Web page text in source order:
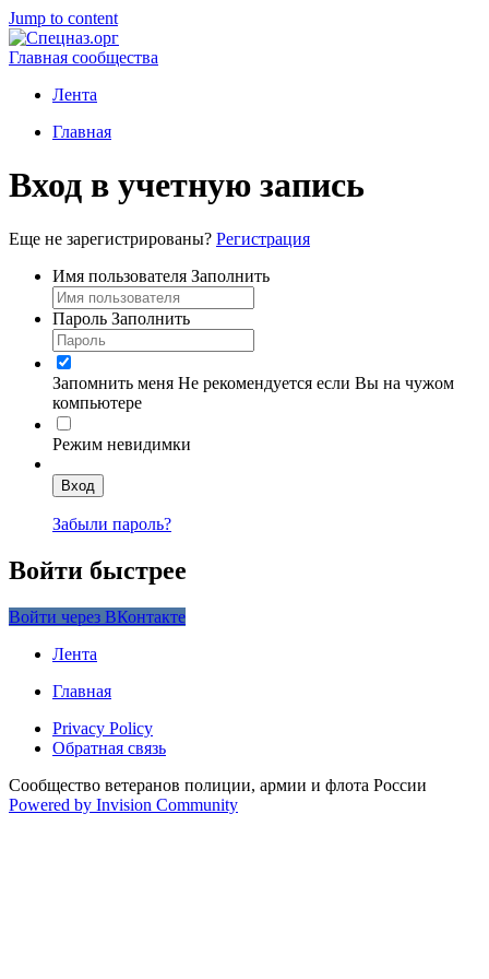
Jump to content
Главная сообщества
Лента
Главная
Вход в учетную запись
Еще не зарегистрированы? Регистрация
Имя пользователя Заполнить
Пароль Заполнить
Запомнить меня Не рекомендуется если Вы на чужом
компьютере
Режим невидимки
Вход
Забыли пароль?
Войти быстрее
Войти через ВКонтакте
Лента
Главная
Privacy Policy
Обратная связь
Сообщество ветеранов полиции, армии и флота России
Powered by Invision Community